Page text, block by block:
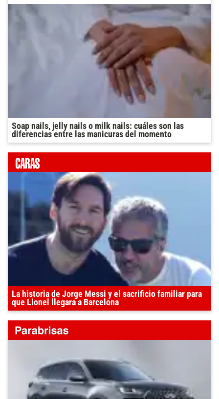
Soap nails, jelly nails o milk nails: cuáles son las
diferencias entre las manicuras del momento
La historia de Jorge Messi y el sacrificio familiar para
que Lionel llegara a Barcelona